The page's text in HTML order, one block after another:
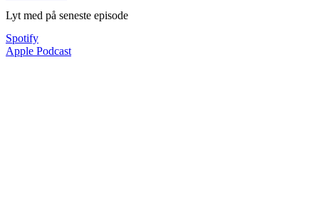
Lyt med på seneste episode
Spotify
Apple Podcast